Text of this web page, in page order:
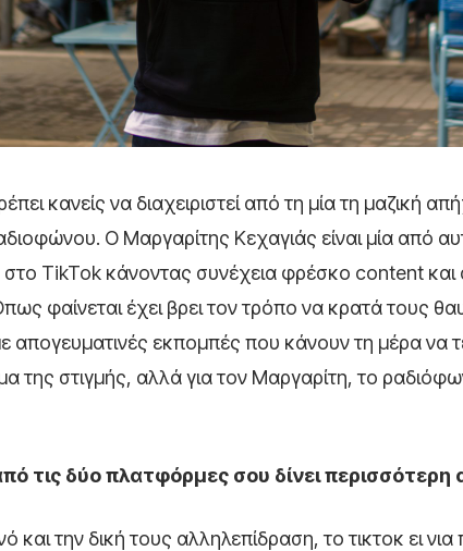
κανείς να διαχειριστεί από τη μία τη μαζική
Ο Μαργαρίτης Κεχαγιάς είναι μία από
TikTok κάνοντας συνέχεια φρέσκο content και
φαίνεται έχει βρει τον τρόπο να κρατά τους
με απογευματινές εκπομπές που κάνουν τη μέρα να
της στιγμής, αλλά για τον Μαργαρίτη, το
τις δύο πλατφόρμες σου δίνει περισσότερη
και την δική τους αλληλεπίδραση, το τικτοκ ει